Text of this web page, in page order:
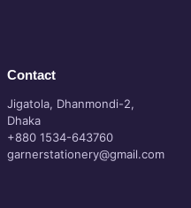
Contact
Jigatola, Dhanmondi-2,
Dhaka
+880 1534-643760
garnerstationery@gmail.com